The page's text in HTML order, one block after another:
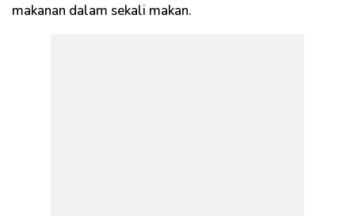
makanan dalam sekali makan.